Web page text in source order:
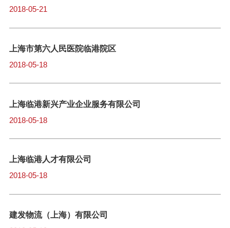
2018-05-21
上海市第六人民医院临港院区
2018-05-18
上海临港新兴产业企业服务有限公司
2018-05-18
上海临港人才有限公司
2018-05-18
建发物流（上海）有限公司